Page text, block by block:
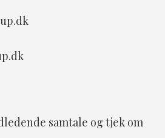
samtale og tjek om